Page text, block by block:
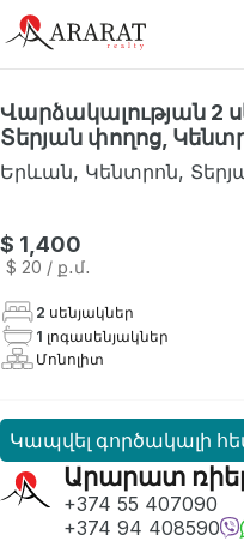
Վարձակալության 2
Տերյան փողոց,
Երևան, Կենտրոն,
$ 1,400
$ 20 / ք․մ․
2 սենյակներ
1 լոգասենյակներ
Մոնոլիտ
Կապվել գործակալի
Արարատ
+374 55 407090
+374 94 408590